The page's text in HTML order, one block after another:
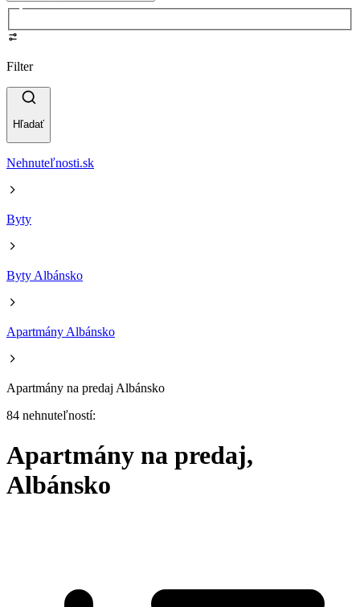
Filter
Hľadať
Nehnuteľnosti.sk
Byty
Byty Albánsko
Apartmány Albánsko
Apartmány na predaj Albánsko
84 nehnuteľností:
Apartmány na predaj,
Albánsko